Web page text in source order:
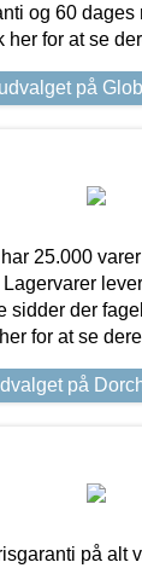
og 60 dages
her for at se
på
25.000
sidder der
for at se
på
på alt